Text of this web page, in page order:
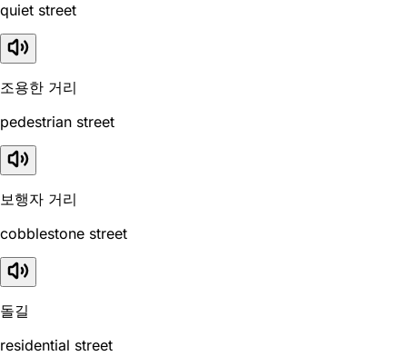
quiet street
조용한 거리
pedestrian street
보행자 거리
cobblestone street
돌길
residential street